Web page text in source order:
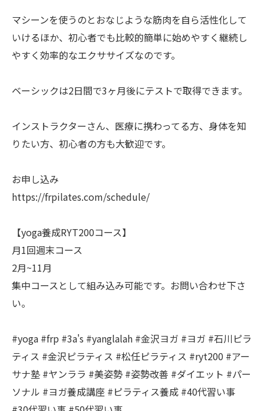
マシーンを使うのとおなじような筋肉を自ら活性化して
いけるほか、初心者でも比較的簡単に始めやすく継続し
やすく効率的なエクササイズなのです。
ベーシックは2日間で3ヶ月後にテストで取得できます。
インストラクターさん、医療に携わってる方、身体を知
りたい方、初心者の方も大歓迎です。
お申し込み
https://frpilates.com/schedule/
【yoga養成RYT200コース】
月1回週末コース
2月~11月
集中コースとして組み込み可能です。お問い合わせ下さ
い。
#yoga #frp #3a's #yanglalah #金沢ヨガ #ヨガ #石川ピラ
ティス #金沢ピラティス #松任ピラティス #ryt200 #アー
サナ塾 #ヤンララ #美姿勢 #姿勢改善 #ダイエット #パー
ソナル #ヨガ養成講座 #ピラティス養成 #40代習い事